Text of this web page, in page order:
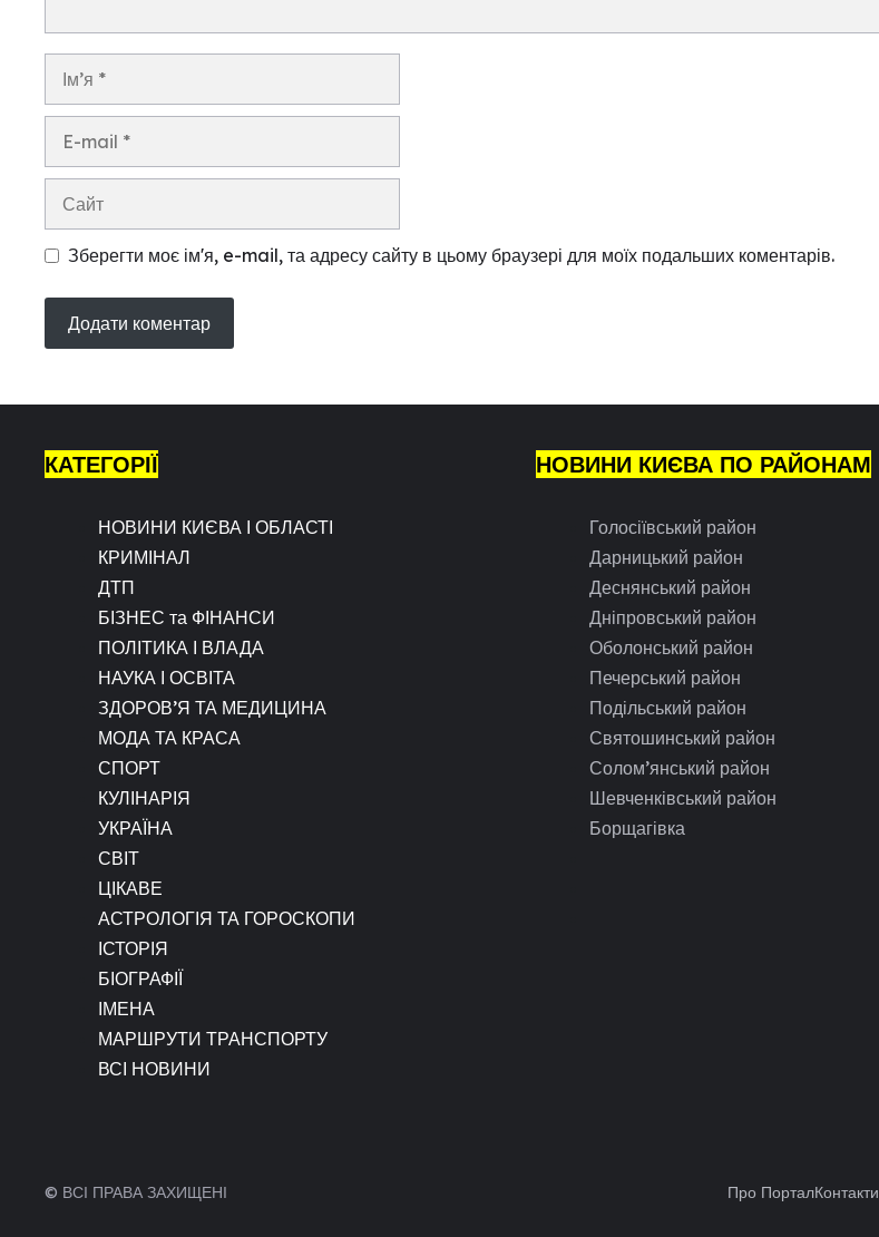
Зберегти моє ім'я, e-mail, та адресу сайту в цьому браузері для моїх подальших коментарів.
КАТЕГОРІЇ
НОВИНИ КИЄВА І ОБЛАСТІ
КРИМІНАЛ
ДТП
БІЗНЕС та ФІНАНСИ
ПОЛІТИКА І ВЛАДА
НАУКА І ОСВІТА
ЗДОРОВ’Я ТА МЕДИЦИНА
МОДА ТА КРАСА
СПОРТ
КУЛІНАРІЯ
УКРАЇНА
СВІТ
ЦІКАВЕ
АСТРОЛОГІЯ ТА ГОРОСКОПИ
ІСТОРІЯ
БІОГРАФІЇ
ІМЕНА
МАРШРУТИ ТРАНСПОРТУ
ВСІ НОВИНИ
НОВИНИ КИЄВА ПО РАЙОНАМ
Голосіївський район
Дарницький район
Деснянський район
Дніпровський район
Оболонський район
Печерський район
Подільський район
Святошинський район
Солом’янський район
Шевченківський район
Борщагівка
© ВСІ ПРАВА ЗАХИЩЕНІ Про ПорталКонтакти